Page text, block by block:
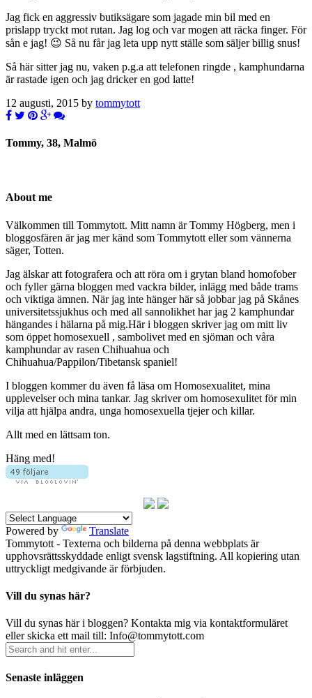
Jag fick en aggressiv butiksägare som jagade min bil med en
prislapp tryckt mot rutan. Jag log och var mogen att räcka finger. För
sån e jag! 😉 Så nu får jag leta upp nytt ställe som säljer billig snus!
Så här sitter jag nu, vaken p.g.a att telefonen ringde , kamphundarna
är rastade igen och jag dricker en god latte!
12 augusti, 2015 by tommytott
Tommy, 38, Malmö
About me
Välkommen till Tommytott. Mitt namn är Tommy Högberg, men i
bloggosfären är jag mer känd som Tommytott eller som vännerna
säger, Totten.
Jag älskar att fotografera och att röra om i grytan bland homofober
och fyller gärna bloggen med vackra bilder, inlägg med både trams
och viktiga ämnen. När jag inte hänger här så jobbar jag på Skånes
universitetssjukhus och med all sannolikhet har jag 2 kamphundar
hängandes i hälarna på mig.Här i bloggen skriver jag om mitt liv
som öppet homosexuell , sambolivet med en sjöman och våra
kamphundar av rasen Chihuahua och
Chihuahua/Pappilon/Tibetansk spaniel!
I bloggen kommer du även få läsa om Homosexualitet, mina
upplevelser och mina tankar. Jag skriver om homosexulitet för min
vilja att hjälpa andra, unga homosexuella tjejer och killar.
Allt med en lättsam ton.
Häng med!
Powered by
Translate
Tommytott - Texterna och bilderna på denna webbplats är
upphovsrättsskyddade enligt svensk lagstiftning. All kopiering utan
uttryckligt medgivande är förbjuden.
Vill du synas här?
Vill du synas här i bloggen? Kontakta mig via kontaktformuläret
eller skicka ett mail till: Info@tommytott.com
Senaste inläggen